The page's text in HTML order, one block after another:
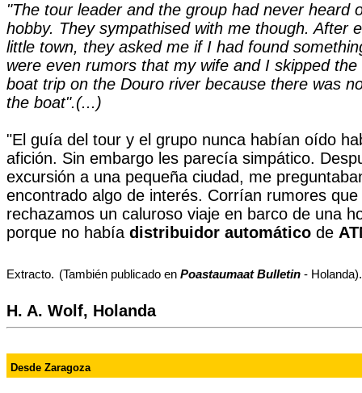
"The tour leader and the group had never heard
hobby. They sympathised with me though. After
little town, they asked me if I had found
were even rumors that my wife and I skipped
boat trip on the Douro river because there was
the boat".(...)
"El guía del tour y el grupo nunca habían oído
afición. Sin embargo les parecía simpático.
excursión a una pequeña ciudad, me
encontrado algo de interés. Corrían rumores
rechazamos un caluroso viaje en barco de una
porque no había distribuidor automático de
Extracto. (También publicado en Poastaumaat Bulletin - Holanda).
H. A. Wolf, Holanda
Desde Zaragoza